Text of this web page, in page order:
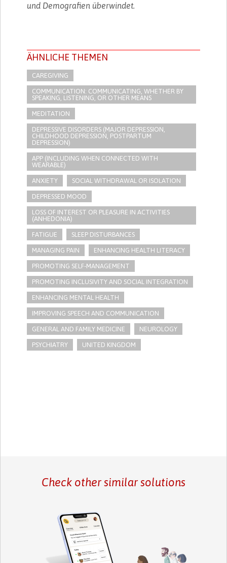
und Demografien überwindet.
ÄHNLICHE THEMEN
CAREGIVING
COMMUNICATION: COMMUNICATING, WHETHER BY
SPEAKING, LISTENING, OR OTHER MEANS
MEDITATION
DEPRESSIVE DISORDERS (MAJOR DEPRESSION,
CHILDHOOD DEPRESSION, POSTPARTUM
DEPRESSION)
APP (INCLUDING WHEN CONNECTED WITH
WEARABLE)
ANXIETY SOCIAL WITHDRAWAL OR ISOLATION
DEPRESSED MOOD
LOSS OF INTEREST OR PLEASURE IN ACTIVITIES
(ANHEDONIA)
FATIGUE SLEEP DISTURBANCES
MANAGING PAIN ENHANCING HEALTH LITERACY
PROMOTING SELF-MANAGEMENT
PROMOTING INCLUSIVITY AND SOCIAL INTEGRATION
ENHANCING MENTAL HEALTH
IMPROVING SPEECH AND COMMUNICATION
GENERAL AND FAMILY MEDICINE NEUROLOGY
PSYCHIATRY UNITED KINGDOM
Check other similar solutions